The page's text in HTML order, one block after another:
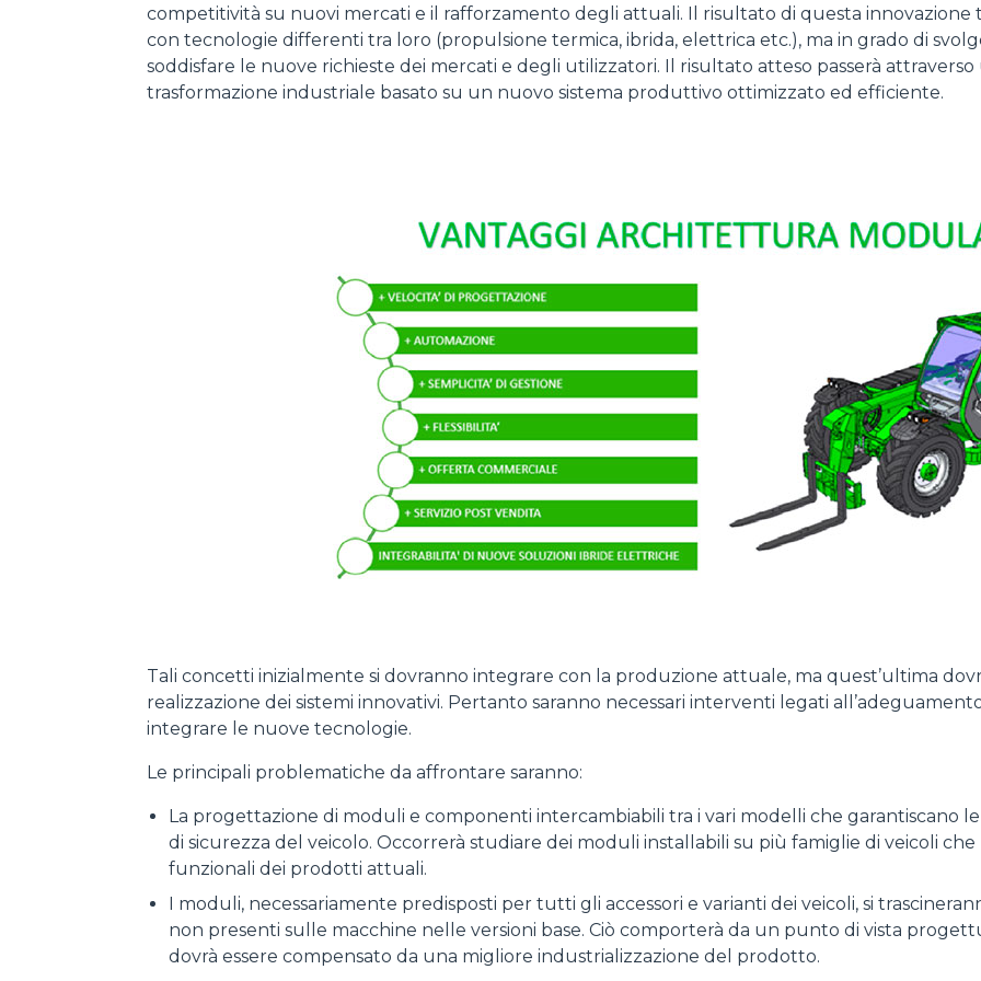
competitività su nuovi mercati e il rafforzamento degli attuali. Il risultato di questa innovazione
con tecnologie differenti tra loro (propulsione termica, ibrida, elettrica etc.), ma in grado di
soddisfare le nuove richieste dei mercati e degli utilizzatori. Il risultato atteso passerà
trasformazione industriale basato su un nuovo sistema produttivo ottimizzato ed efficiente.
Tali concetti inizialmente si dovranno integrare con la produzione attuale, ma quest’ultima
realizzazione dei sistemi innovativi. Pertanto saranno necessari interventi legati
integrare le nuove tecnologie.
Le principali problematiche da affrontare saranno:
La progettazione di moduli e componenti intercambiabili tra i vari modelli che garantiscano
di sicurezza del veicolo. Occorrerà studiare dei moduli installabili su più famiglie di veicoli
funzionali dei prodotti attuali.
I moduli, necessariamente predisposti per tutti gli accessori e varianti dei veicoli, si
non presenti sulle macchine nelle versioni base. Ciò comporterà da un punto di vista
dovrà essere compensato da una migliore industrializzazione del prodotto.